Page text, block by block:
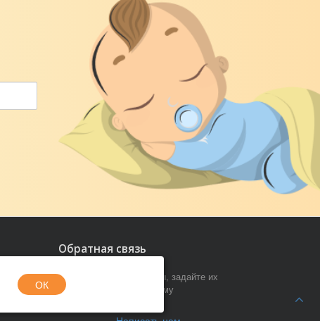
Обратная связь
Если у вас есть вопросы, задайте их
через специальную форму
ОК